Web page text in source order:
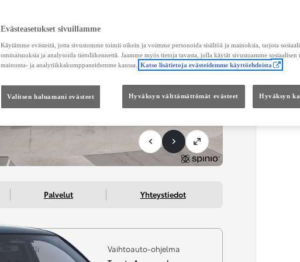
Palvelut Yhteystiedot
Vuosimalli
Vaihtoauto-ohjelma
Evästeasetukset sivuillamme
Käytämme evästeitä, jotta sivustomme toimii oikein ja voimme personoida sisältöä ja mainoksia, tarjota
ominaisuuksia ja analysoida tietoliikennettä. Jaamme myös tietoja tavasta, jolla käytät sivustoamme sosiaalisen
mainonta- ja analytiikkakumppaneidemme kanssa.
Katso lisätietoja evästeidemme käyttöehdoista
Valitsen haluamani evästeet Hyväksyn välttämättömät evästeet Hyväksyn